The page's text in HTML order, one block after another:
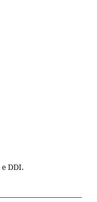
DDI.